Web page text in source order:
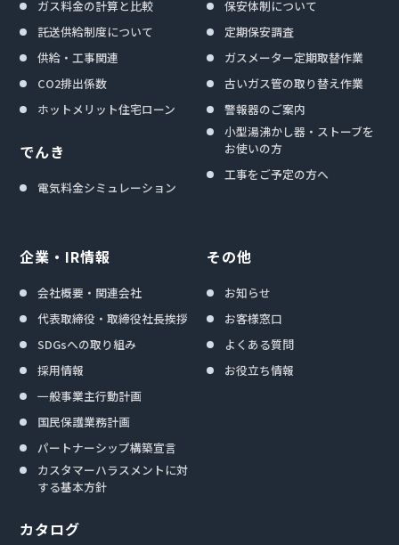
ガス料金の計算と比較
託送供給制度について
供給・工事関連
CO2排出係数
ホットメリット住宅ローン
でんき
電気料金シミュレーション
保安体制について
定期保安調査
ガスメーター定期取替作業
古いガス管の取り替え作業
警報器のご案内
小型湯沸かし器・ストーブを
お使いの方
工事をご予定の方へ
企業・IR情報
会社概要・関連会社
代表取締役・取締役社長挨拶
SDGsへの取り組み
採用情報
一般事業主行動計画
国民保護業務計画
パートナーシップ構築宣言
カスタマーハラスメントに対
する基本方針
カタログ
その他
お知らせ
お客様窓口
よくある質問
お役立ち情報